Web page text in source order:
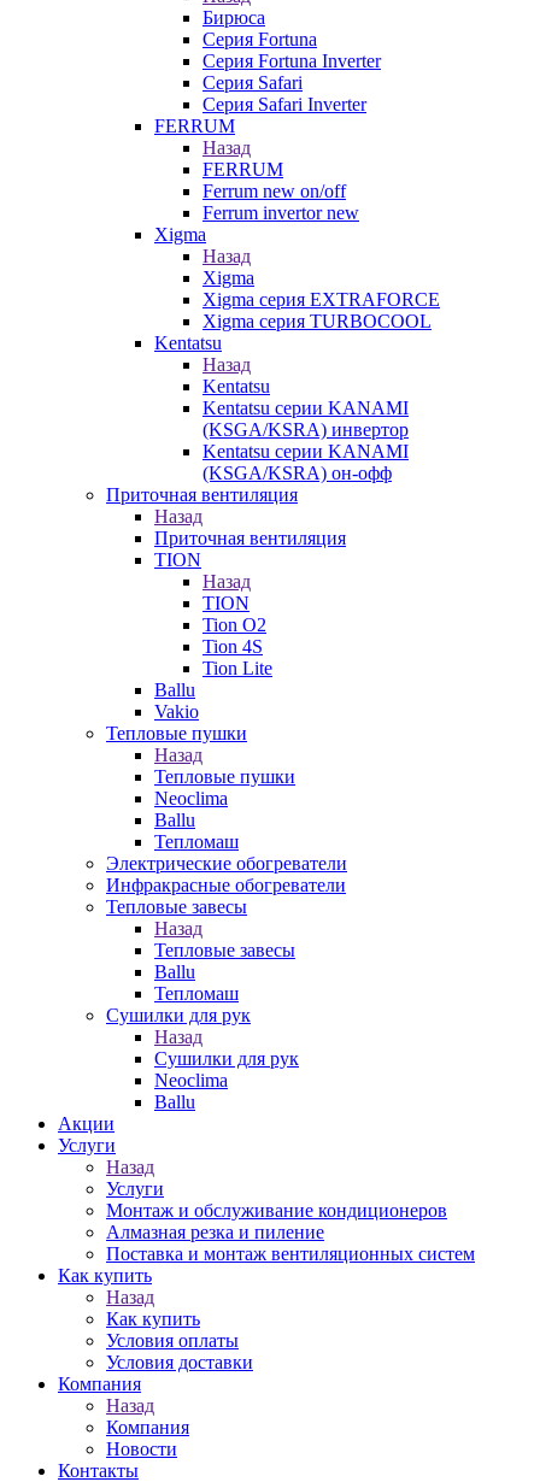
Бирюса
Серия Fortuna
Серия Fortuna Inverter
Серия Safari
Серия Safari Inverter
FERRUM
Назад
FERRUM
Ferrum new on/off
Ferrum invertor new
Xigma
Назад
Xigma
Xigma серия EXTRAFORCE
Xigma серия TURBOCOOL
Kentatsu
Назад
Kentatsu
Kentatsu серии KANAMI
(KSGA/KSRA) инвертор
Kentatsu серии KANAMI
(KSGA/KSRA) он-офф
Приточная вентиляция
Назад
Приточная вентиляция
TION
Назад
TION
Tion O2
Tion 4S
Tion Lite
Ballu
Vakio
Тепловые пушки
Назад
Тепловые пушки
Neoclima
Ballu
Тепломаш
Электрические обогреватели
Инфракрасные обогреватели
Тепловые завесы
Назад
Тепловые завесы
Ballu
Тепломаш
Сушилки для рук
Назад
Сушилки для рук
Neoclima
Ballu
Акции
Услуги
Назад
Услуги
Монтаж и обслуживание кондиционеров
Алмазная резка и пиление
Поставка и монтаж вентиляционных систем
Как купить
Назад
Как купить
Условия оплаты
Условия доставки
Компания
Назад
Компания
Новости
Контакты